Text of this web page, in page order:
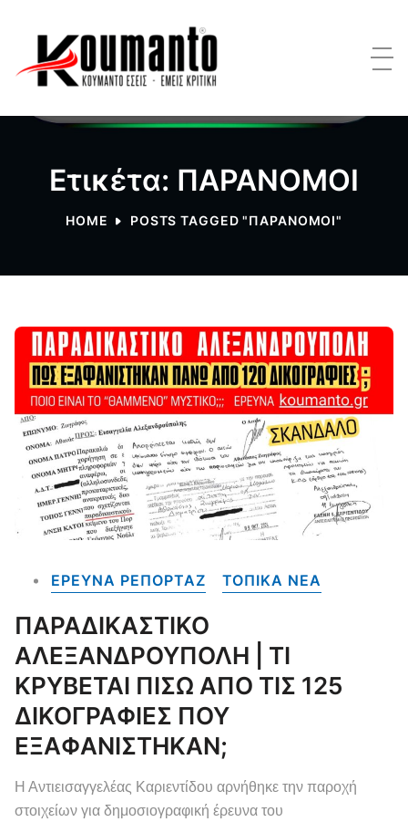
Ετικέτα: ΠΑΡΑΝΟΜΟΙ
HOME POSTS TAGGED "ΠΑΡΑΝΟΜΟΙ"
ΕΡΕΥΝΑ ΡΕΠΟΡΤΑΖ ΤΟΠΙΚΑ NEA
ΠΑΡΑΔΙΚΑΣΤΙΚΟ
ΑΛΕΞΑΝΔΡΟΥΠΟΛΗ | ΤΙ
ΚΡΥΒΕΤΑΙ ΠΙΣΩ ΑΠΟ ΤΙΣ 125
ΔΙΚΟΓΡΑΦΙΕΣ ΠΟΥ
ΕΞΑΦΑΝΙΣΤΗΚΑΝ;
Η Αντιεισαγγελέας Καριεντίδου αρνήθηκε την παροχή
στοιχείων για δημοσιογραφική έρευνα του